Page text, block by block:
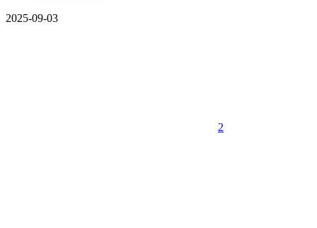
2025-09-03
2